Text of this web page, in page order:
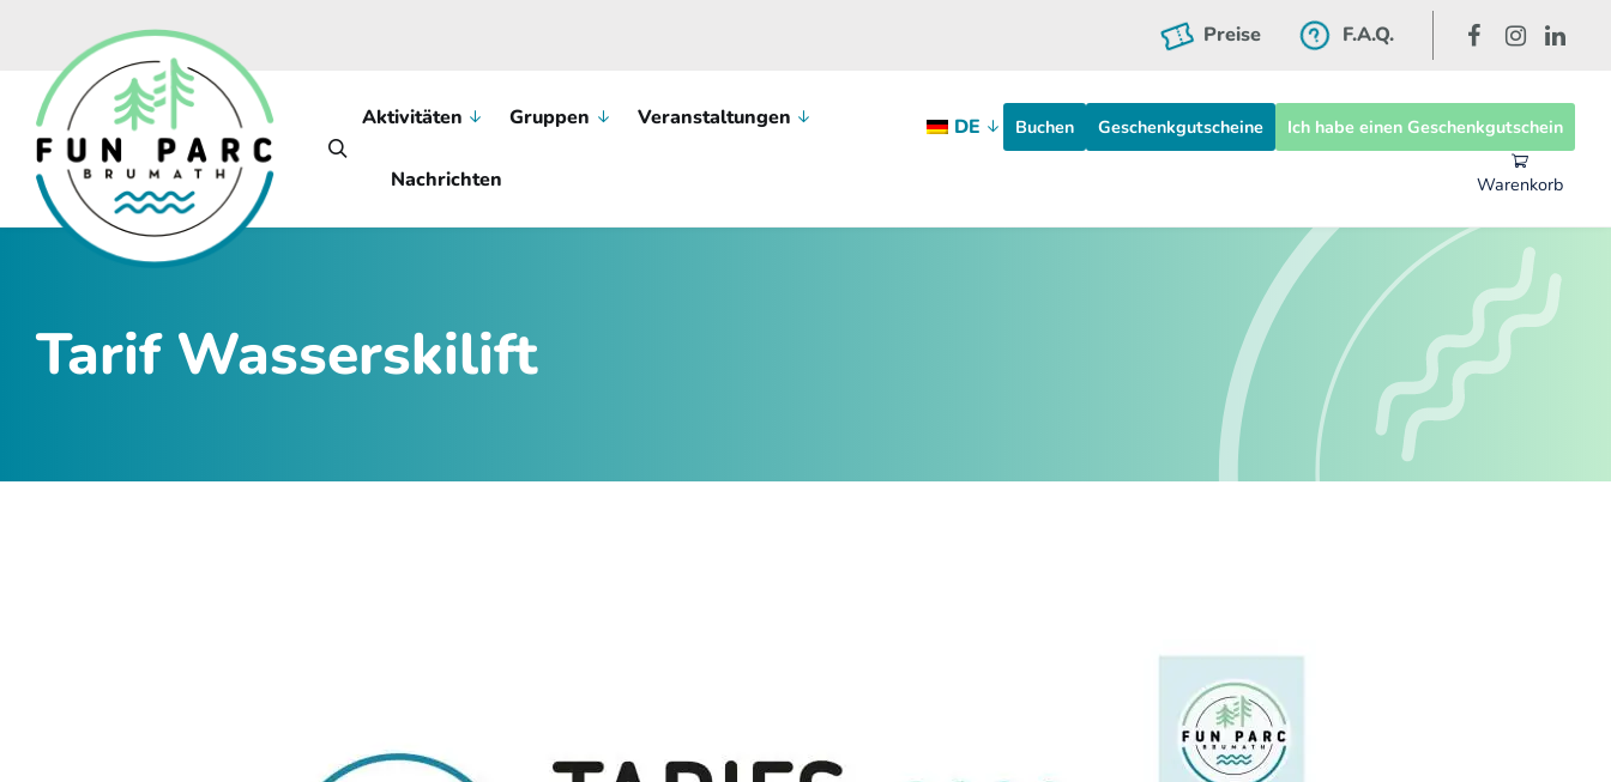
Preise F.A.Q.
Aktivitäten Gruppen Veranstaltungen
Nachrichten
DE Buchen Geschenkgutscheine Ich habe einen Geschenkgutschein
Warenkorb
Tarif Wasserskilift